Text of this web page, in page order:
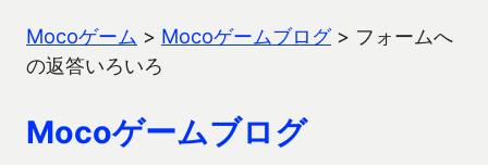
Mocoゲーム > Mocoゲームブログ> フォームへ
の返答いろいろ
Mocoゲームブログ